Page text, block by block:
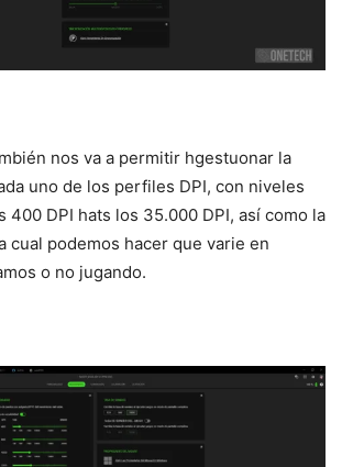
nos va a permitir hgestuonar la
uno de los perfiles DPI, con niveles
400 DPI hats los 35.000 DPI, así como la
cual podemos hacer que varie en
o no jugando.